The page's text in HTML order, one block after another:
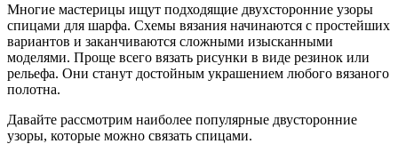
Многие мастерицы ищут подходящие двухсторонние узоры
спицами для шарфа. Схемы вязания начинаются с простейших
вариантов и заканчиваются сложными изысканными
моделями. Проще всего вязать рисунки в виде резинок или
рельефа. Они станут достойным украшением любого вязаного
полотна.
Давайте рассмотрим наиболее популярные двусторонние
узоры, которые можно связать спицами.